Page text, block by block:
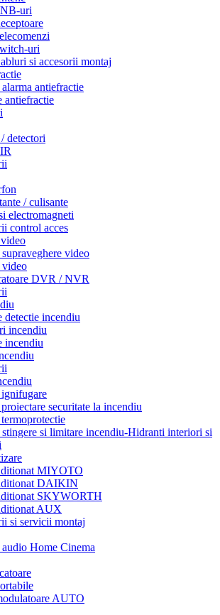
uri
uri
si accesorii montaj
alarma antiefractie
antiefractie
detectori
/ culisante
electromagneti
control acces
supraveghere video
video
DVR / NVR
detectie incendiu
incendiu
incendiu
securitate la incendiu
stingere si limitare incendiu-Hidranti interiori si
MIYOTO
DAIKIN
SKYWORTH
AUX
si servicii montaj
audio Home Cinema
AUTO